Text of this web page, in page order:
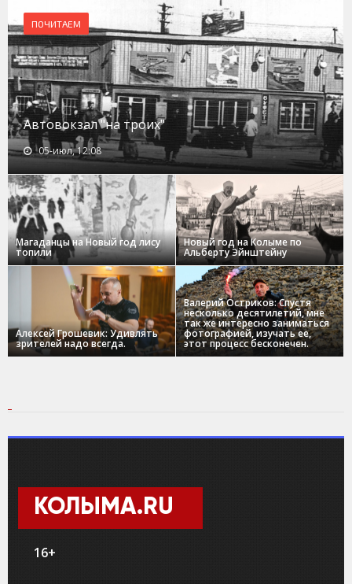
ПОЧИТАЕМ
Автовокзал "на троих"
05-июл, 12:08
Магаданцы на Новый год лису
топили
Новый год на Колыме по
Альберту Эйнштейну
Алексей Грошевик: Удивлять
зрителей надо всегда.
Валерий Остриков: Спустя
несколько десятилетий, мне
так же интересно заниматься
фотографией, изучать ее,
этот процесс бесконечен.
КОЛЫМА.RU
16+